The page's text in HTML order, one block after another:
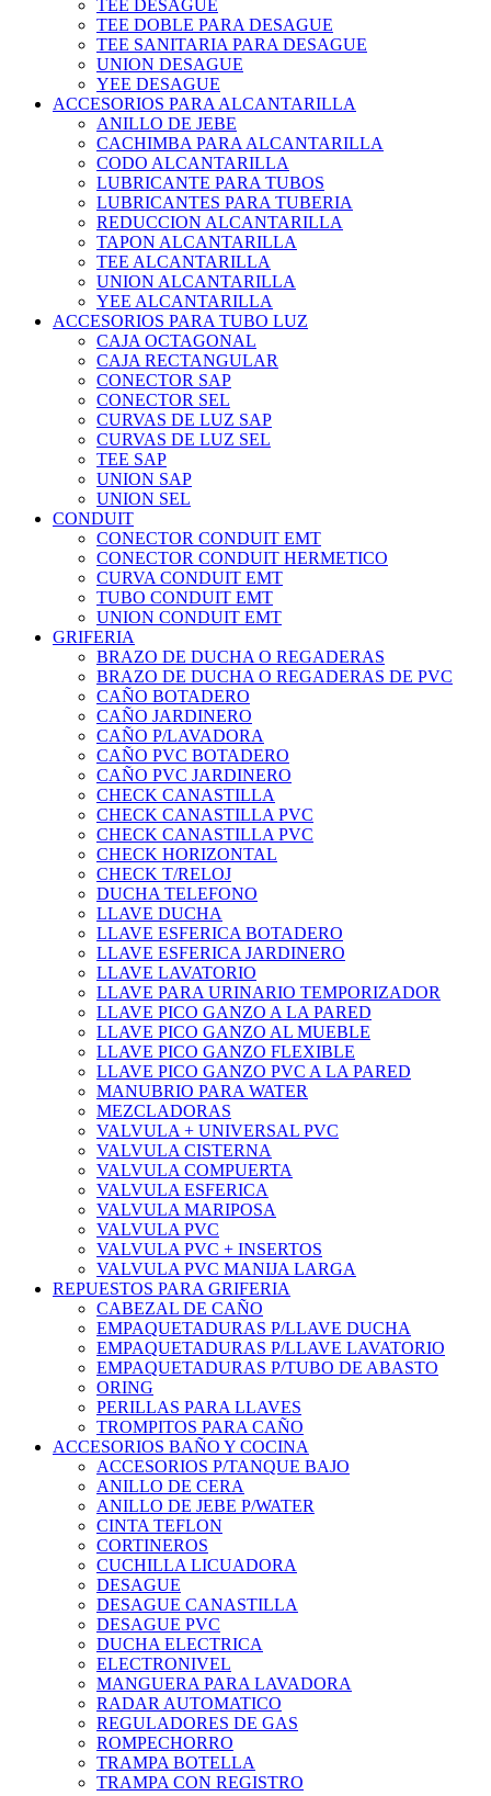
TEE DESAGUE
TEE DOBLE PARA DESAGUE
TEE SANITARIA PARA DESAGUE
UNION DESAGUE
YEE DESAGUE
ACCESORIOS PARA ALCANTARILLA
ANILLO DE JEBE
CACHIMBA PARA ALCANTARILLA
CODO ALCANTARILLA
LUBRICANTE PARA TUBOS
LUBRICANTES PARA TUBERIA
REDUCCION ALCANTARILLA
TAPON ALCANTARILLA
TEE ALCANTARILLA
UNION ALCANTARILLA
YEE ALCANTARILLA
ACCESORIOS PARA TUBO LUZ
CAJA OCTAGONAL
CAJA RECTANGULAR
CONECTOR SAP
CONECTOR SEL
CURVAS DE LUZ SAP
CURVAS DE LUZ SEL
TEE SAP
UNION SAP
UNION SEL
CONDUIT
CONECTOR CONDUIT EMT
CONECTOR CONDUIT HERMETICO
CURVA CONDUIT EMT
TUBO CONDUIT EMT
UNION CONDUIT EMT
GRIFERIA
BRAZO DE DUCHA O REGADERAS
BRAZO DE DUCHA O REGADERAS DE PVC
CAÑO BOTADERO
CAÑO JARDINERO
CAÑO P/LAVADORA
CAÑO PVC BOTADERO
CAÑO PVC JARDINERO
CHECK CANASTILLA
CHECK CANASTILLA PVC
CHECK CANASTILLA PVC
CHECK HORIZONTAL
CHECK T/RELOJ
DUCHA TELEFONO
LLAVE DUCHA
LLAVE ESFERICA BOTADERO
LLAVE ESFERICA JARDINERO
LLAVE LAVATORIO
LLAVE PARA URINARIO TEMPORIZADOR
LLAVE PICO GANZO A LA PARED
LLAVE PICO GANZO AL MUEBLE
LLAVE PICO GANZO FLEXIBLE
LLAVE PICO GANZO PVC A LA PARED
MANUBRIO PARA WATER
MEZCLADORAS
VALVULA + UNIVERSAL PVC
VALVULA CISTERNA
VALVULA COMPUERTA
VALVULA ESFERICA
VALVULA MARIPOSA
VALVULA PVC
VALVULA PVC + INSERTOS
VALVULA PVC MANIJA LARGA
REPUESTOS PARA GRIFERIA
CABEZAL DE CAÑO
EMPAQUETADURAS P/LLAVE DUCHA
EMPAQUETADURAS P/LLAVE LAVATORIO
EMPAQUETADURAS P/TUBO DE ABASTO
ORING
PERILLAS PARA LLAVES
TROMPITOS PARA CAÑO
ACCESORIOS BAÑO Y COCINA
ACCESORIOS P/TANQUE BAJO
ANILLO DE CERA
ANILLO DE JEBE P/WATER
CINTA TEFLON
CORTINEROS
CUCHILLA LICUADORA
DESAGUE
DESAGUE CANASTILLA
DESAGUE PVC
DUCHA ELECTRICA
ELECTRONIVEL
MANGUERA PARA LAVADORA
RADAR AUTOMATICO
REGULADORES DE GAS
ROMPECHORRO
TRAMPA BOTELLA
TRAMPA CON REGISTRO